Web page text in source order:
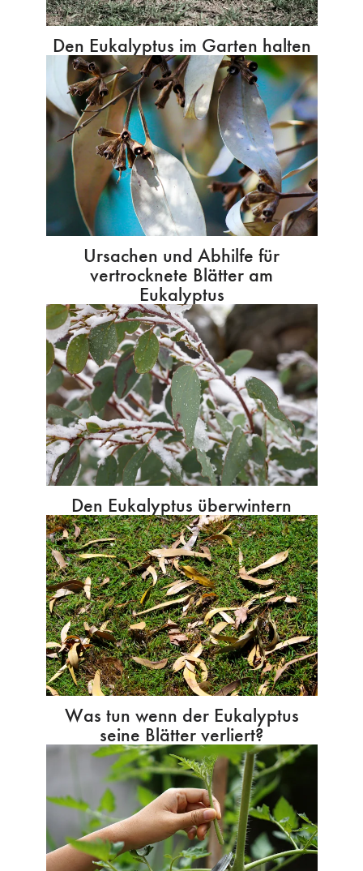
Den Eukalyptus im Garten halten
Ursachen und Abhilfe für
vertrocknete Blätter am
Eukalyptus
Den Eukalyptus überwintern
Was tun wenn der Eukalyptus
seine Blätter verliert?